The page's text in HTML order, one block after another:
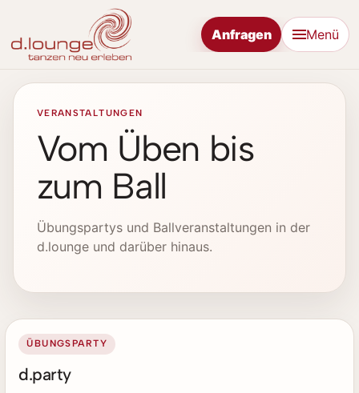
Anfragen Menü
VERANSTALTUNGEN
Vom Üben bis
zum Ball
Übungspartys und Ballveranstaltungen in der
d.lounge und darüber hinaus.
ÜBUNGSPARTY
d.party